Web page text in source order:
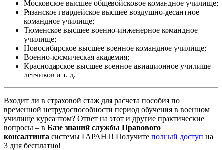
Московское высшее общевойсковое командное училище;
Рязанское гвардейское высшее воздушно-десантное
командное училище;
Тюменское высшее военно-инженерное командное
училище;
Новосибирское высшее военное командное училище;
Военно-космическая академия;
Краснодарское высшее военное авиационное училище
летчиков и т. д.
Входит ли в страховой стаж для расчета пособия по
временной нетрудоспособности период обучения в военном
училище курсантом? Ответ на этот и другие практические
вопросы – в Базе знаний службы Правового
консалтинга системы ГАРАНТ! Получите полный доступ на
3 дня бесплатно!